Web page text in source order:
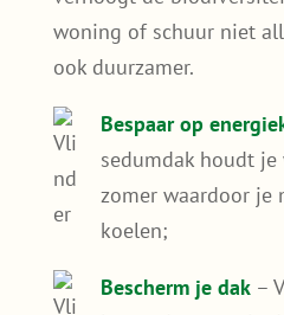
Waarom een
Boxtel?
om te zien, maar ook